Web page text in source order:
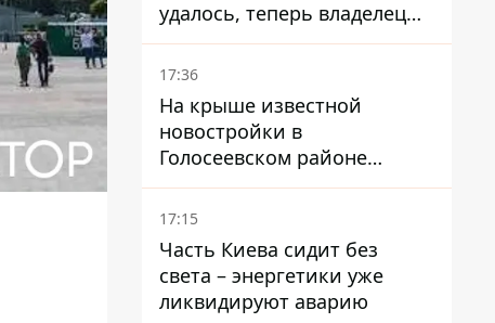
удалось, теперь владелец
их просто закроет
17:36
На крыше известной
новостройки в
Голосеевском районе
разбивают парк площадью
в гектар
17:15
Часть Киева сидит без
света – энергетики уже
ликвидируют аварию